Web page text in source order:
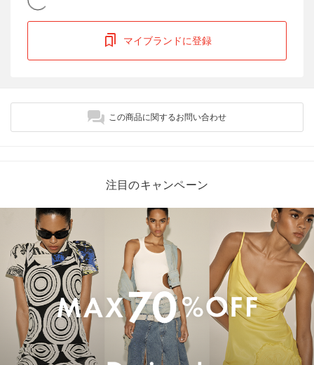
マイブランドに登録
この商品に関するお問い合わせ
注目のキャンペーン